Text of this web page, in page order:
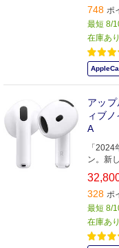
748 ポ
最短 8/
在庫あり
アッ
ィブ
A
「
ン。新
ンド、
んなに
328 ポ
最短 8/
在庫あり